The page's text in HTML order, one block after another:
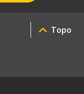
Topo